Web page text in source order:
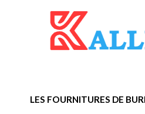
LES FOURNITURES DE